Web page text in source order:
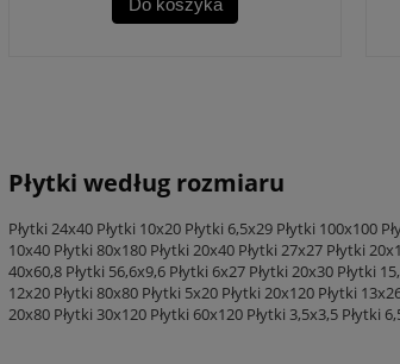
Do koszyka
Płytki według rozmiaru
Płytki 24x40 Płytki 10x20 Płytki 6,5x29 Płytki 100x100
10x40 Płytki 80x180 Płytki 20x40 Płytki 27x27 Płytki
40x60,8 Płytki 56,6x9,6 Płytki 6x27 Płytki 20x30 Płytki
12x20 Płytki 80x80 Płytki 5x20 Płytki 20x120 Płytki
20x80 Płytki 30x120 Płytki 60x120 Płytki 3,5x3,5 Płytki